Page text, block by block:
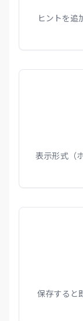
ヒントを追
表示形式（
保存すると